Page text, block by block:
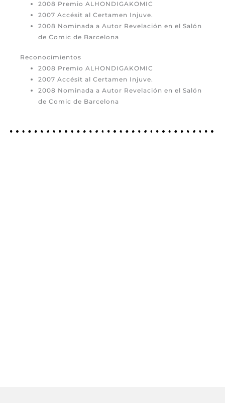
2008 Premio ALHONDIGAKOMIC
2007 Accésit al Certamen Injuve.
2008 Nominada a Autor Revelación en el Salón
de Comic de Barcelona
Reconocimientos
2008 Premio ALHONDIGAKOMIC
2007 Accésit al Certamen Injuve.
2008 Nominada a Autor Revelación en el Salón
de Comic de Barcelona